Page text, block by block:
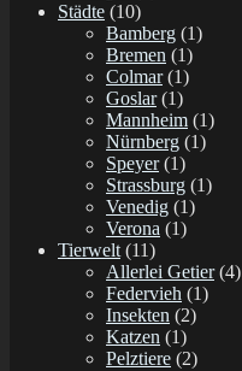
Städte (10)
Bamberg (1)
Bremen (1)
Colmar(1)
Goslar(1)
Mannheim (1)
Nürnberg (1)
Speyer(1)
Strassburg (1)
Venedig (1)
Verona (1)
Tierwelt(11)
Allerlei Getier(4)
Federvieh (1)
Insekten (2)
Katzen (1)
Pelztiere (2)